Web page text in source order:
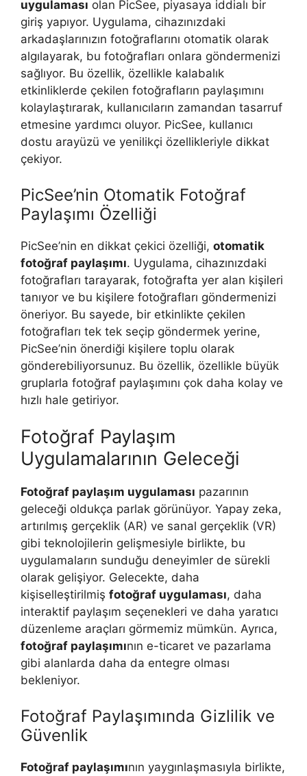
uygulaması olan PicSee, piyasaya iddialı bir
giriş yapıyor. Uygulama, cihazınızdaki
arkadaşlarınızın fotoğraflarını otomatik olarak
algılayarak, bu fotoğrafları onlara göndermenizi
sağlıyor. Bu özellik, özellikle kalabalık
etkinliklerde çekilen fotoğrafların paylaşımını
kolaylaştırarak, kullanıcıların zamandan tasarruf
etmesine yardımcı oluyor. PicSee, kullanıcı
dostu arayüzü ve yenilikçi özellikleriyle dikkat
çekiyor.
PicSee’nin Otomatik Fotoğraf
Paylaşımı Özelliği
PicSee’nin en dikkat çekici özelliği, otomatik
fotoğraf paylaşımı. Uygulama, cihazınızdaki
fotoğrafları tarayarak, fotoğrafta yer alan kişileri
tanıyor ve bu kişilere fotoğrafları göndermenizi
öneriyor. Bu sayede, bir etkinlikte çekilen
fotoğrafları tek tek seçip göndermek yerine,
PicSee’nin önerdiği kişilere toplu olarak
gönderebiliyorsunuz. Bu özellik, özellikle büyük
gruplarla fotoğraf paylaşımını çok daha kolay ve
hızlı hale getiriyor.
Fotoğraf Paylaşım
Uygulamalarının Geleceği
Fotoğraf paylaşım uygulaması pazarının
geleceği oldukça parlak görünüyor. Yapay zeka,
artırılmış gerçeklik (AR) ve sanal gerçeklik (VR)
gibi teknolojilerin gelişmesiyle birlikte, bu
uygulamaların sunduğu deneyimler de sürekli
olarak gelişiyor. Gelecekte, daha
kişiselleştirilmiş fotoğraf uygulaması, daha
interaktif paylaşım seçenekleri ve daha yaratıcı
düzenleme araçları görmemiz mümkün. Ayrıca,
fotoğraf paylaşımının e-ticaret ve pazarlama
gibi alanlarda daha da entegre olması
bekleniyor.
Fotoğraf Paylaşımında Gizlilik ve
Güvenlik
Fotoğraf paylaşımının yaygınlaşmasıyla birlikte,